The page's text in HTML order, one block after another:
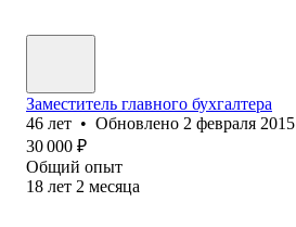
Заместитель главного бухгалтера
46 лет • Обновлено 2 февраля 2015
30 000 ₽
Общий опыт
18 лет 2 месяца